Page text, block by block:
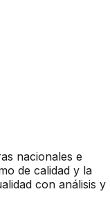
nacionales e
de calidad y la
con análisis y